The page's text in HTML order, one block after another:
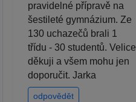
pravidelné přípravě na
šestileté gymnázium. Ze
130 uchazečů brali 1
třídu - 30 studentů. Velice
děkuji a všem mohu jen
doporučit. Jarka
odpovědět